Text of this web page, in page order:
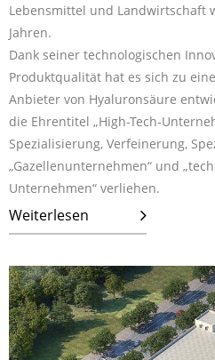
Lebensmittel und Landwirtschaft
Jahren.
Dank seiner technologischen
Produktqualität hat es sich zu
Anbieter von Hyaluronsäure
die Ehrentitel „High-Tech-
Spezialisierung, Verfeinerung,
„Gazellenunternehmen“ und
Unternehmen“ verliehen.
Weiterlesen